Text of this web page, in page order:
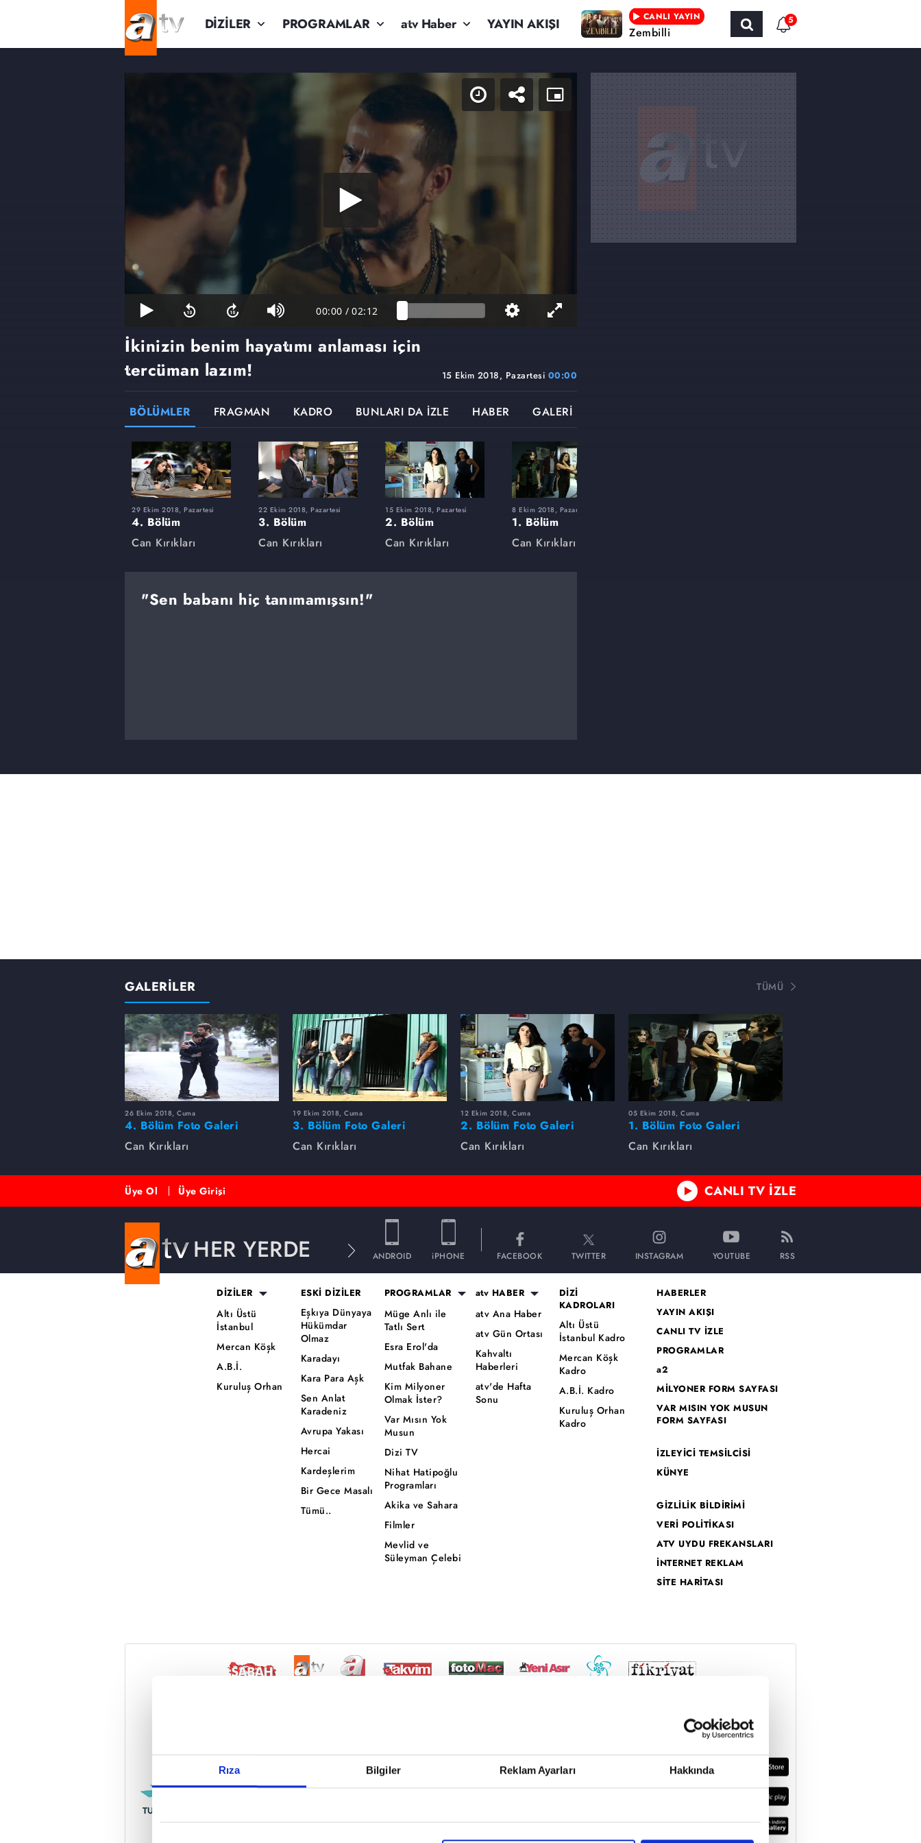
Rıza Bilgiler Reklam Ayarları Hakkında
Reddet
DİZİLER PROGRAMLAR atv Haber YAYIN AKIŞI CANLI YAYIN
Zembilli
5
00:00 / 02:12
15 Ekim 2018, Pazartesi 00:00
İkinizin benim hayatımı anlaması için
tercüman lazım!
BÖLÜMLER FRAGMAN KADRO BUNLARI DA İZLE HABER GALERİ
29 Ekim 2018, Pazartesi
4. Bölüm
Can Kırıkları
22 Ekim 2018, Pazartesi
3. Bölüm
Can Kırıkları
15 Ekim 2018, Pazartesi
2. Bölüm
Can Kırıkları
8 Ekim 2018, Pazartesi
1. Bölüm
Can Kırıkları
"Sen babanı hiç tanımamışsın!"
GALERİLER TÜMÜ
26 Ekim 2018, Cuma
4. Bölüm Foto Galeri
Can Kırıkları
19 Ekim 2018, Cuma
3. Bölüm Foto Galeri
Can Kırıkları
12 Ekim 2018, Cuma
2. Bölüm Foto Galeri
Can Kırıkları
05 Ekim 2018, Cuma
1. Bölüm Foto Galeri
Can Kırıkları
Üye Ol Üye Girişi CANLI TV İZLE
HER YERDE ANDROID iPHONE FACEBOOK TWITTER INSTAGRAM YOUTUBE RSS
DİZİLER
Altı Üstü
İstanbul
Mercan Köşk
A.B.İ.
Kuruluş Orhan
ESKİ DİZİLER
Eşkıya Dünyaya
Hükümdar
Olmaz
Karadayı
Kara Para Aşk
Sen Anlat
Karadeniz
Avrupa Yakası
Hercai
Kardeşlerim
Bir Gece Masalı
Tümü..
PROGRAMLAR
Müge Anlı ile
Tatlı Sert
Esra Erol'da
Mutfak Bahane
Kim Milyoner
Olmak İster?
Var Mısın Yok
Musun
Dizi TV
Nihat Hatipoğlu
Programları
Akika ve Sahara
Filmler
Mevlid ve
Süleyman Çelebi
atv HABER
atv Ana Haber
atv Gün Ortası
Kahvaltı
Haberleri
atv'de Hafta
Sonu
DİZİ
KADROLARI
Altı Üstü
İstanbul Kadro
Mercan Köşk
Kadro
A.B.İ. Kadro
Kuruluş Orhan
Kadro
HABERLER
YAYIN AKIŞI
CANLI TV İZLE
PROGRAMLAR
a2
MİLYONER FORM SAYFASI
VAR MISIN YOK MUSUN
FORM SAYFASI
İZLEYİCİ TEMSİLCİSİ
KÜNYE
GİZLİLİK BİLDİRİMİ
VERİ POLİTİKASI
ATV UYDU FREKANSLARI
İNTERNET REKLAM
SİTE HARİTASI